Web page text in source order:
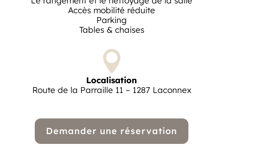
Accès mobilité réduite
Parking
Tables & chaises

Localisation
Route de la Parraille 11 – 1287 Laconnex
Demander une réservation